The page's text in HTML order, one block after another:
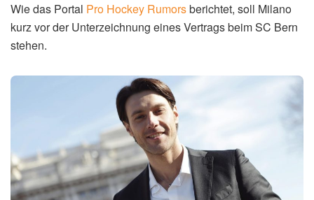
Wie das Portal Pro Hockey Rumorsberichtet, soll Milano
kurz vor der Unterzeichnung eines Vertrags beim SC Bern
stehen.